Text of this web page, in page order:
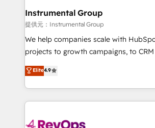
Premier Partner 2023 🌟5 HubSpot
Won HubSpot Theme Challenge 2021
HubSpot Rising Star Why us? Harnessing the full
potential of the powerful HubSpot CRM. ✔️A team
HubSpot experience ✔️Flexible pricing
Hourly-fee (assigned one Dedicated
requirement). ✔️Helped over 25,000+
Instrumental Group
提供元：Instrumental Group
We help companies scale with
projects to growth campaigns, to
Hire an agency that's experienced in
HubSpot and willing to work hand-in-
team to simplify the complex and
experience for your team and
Elite4.9